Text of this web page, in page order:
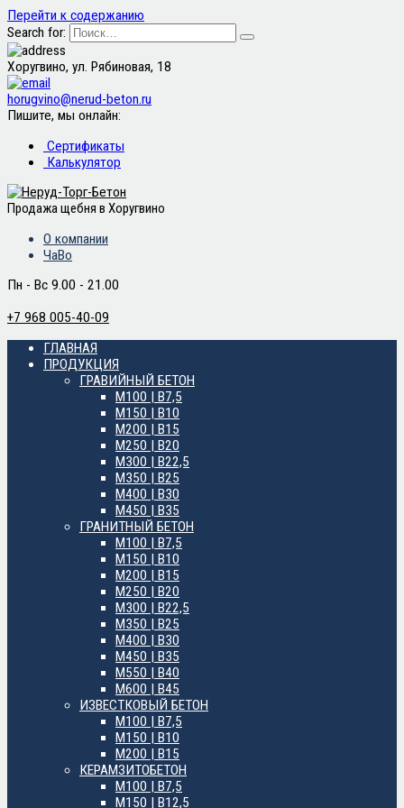
Перейти к содержанию
Search for:
Хоругвино, ул. Рябиновая, 18
horugvino@nerud-beton.ru
Пишите, мы онлайн:
Сертификаты
Калькулятор
Продажа щебня в Хоругвино
О компании
ЧаВо
Пн - Вс 9.00 - 21.00
+7 968 005-40-09
ГЛАВНАЯ
ПРОДУКЦИЯ
ГРАВИЙНЫЙ БЕТОН
М100 | B7,5
М150 | B10
М200 | B15
М250 | B20
М300 | B22,5
М350 | B25
М400 | B30
М450 | B35
ГРАНИТНЫЙ БЕТОН
М100 | B7,5
М150 | B10
М200 | B15
М250 | B20
М300 | B22,5
М350 | B25
М400 | B30
М450 | B35
М550 | B40
М600 | B45
ИЗВЕСТКОВЫЙ БЕТОН
М100 | B7,5
М150 | B10
М200 | B15
КЕРАМЗИТОБЕТОН
М100 | B7,5
М150 | B12,5